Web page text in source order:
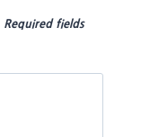
Required fields